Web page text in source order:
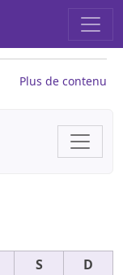
Plus de contenu
S D